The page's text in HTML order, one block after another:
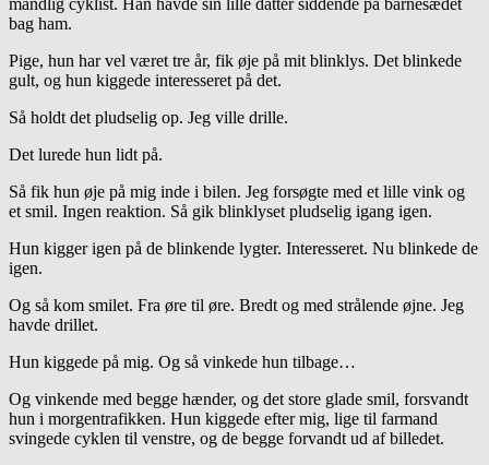
mandlig cyklist. Han havde sin lille datter siddende på barnesædet
bag ham.
Pige, hun har vel været tre år, fik øje på mit blinklys. Det blinkede
gult, og hun kiggede interesseret på det.
Så holdt det pludselig op. Jeg ville drille.
Det lurede hun lidt på.
Så fik hun øje på mig inde i bilen. Jeg forsøgte med et lille vink og
et smil. Ingen reaktion. Så gik blinklyset pludselig igang igen.
Hun kigger igen på de blinkende lygter. Interesseret. Nu blinkede de
igen.
Og så kom smilet. Fra øre til øre. Bredt og med strålende øjne. Jeg
havde drillet.
Hun kiggede på mig. Og så vinkede hun tilbage…
Og vinkende med begge hænder, og det store glade smil, forsvandt
hun i morgentrafikken. Hun kiggede efter mig, lige til farmand
svingede cyklen til venstre, og de begge forvandt ud af billedet.